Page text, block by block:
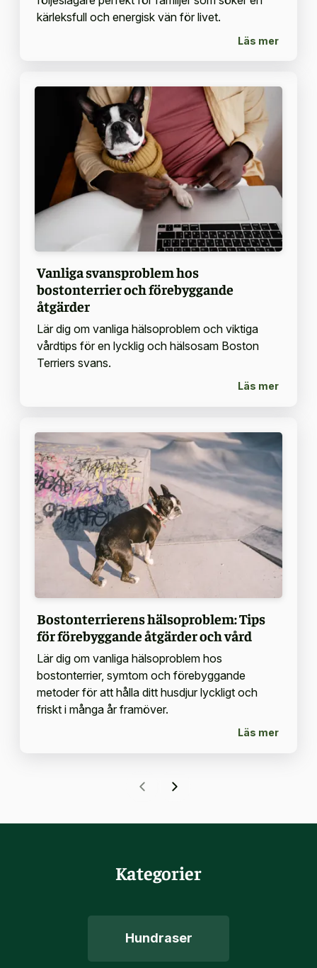
kärleksfull och energisk vän för livet.
Läs mer
Vanliga svansproblem hos
bostonterrier och förebyggande
åtgärder
Lär dig om vanliga hälsoproblem och viktiga
vårdtips för en lycklig och hälsosam Boston
Terriers svans.
Läs mer
Bostonterrierens hälsoproblem: Tips
för förebyggande åtgärder och vård
Lär dig om vanliga hälsoproblem hos
bostonterrier, symtom och förebyggande
metoder för att hålla ditt husdjur lyckligt och
friskt i många år framöver.
Läs mer
Kategorier
Hundraser